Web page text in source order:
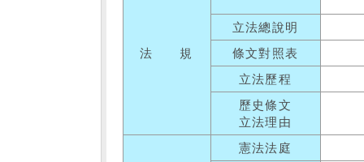
法 規
立法總說明
條文對照表
立法歷程
歷史條文
立法理由
憲法法庭